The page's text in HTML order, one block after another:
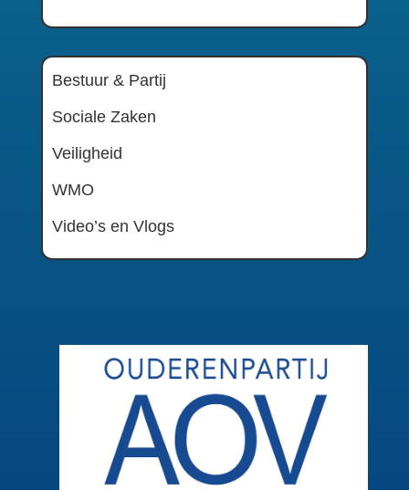
Bestuur & Partij
Sociale Zaken
Veiligheid
WMO
Video’s en Vlogs